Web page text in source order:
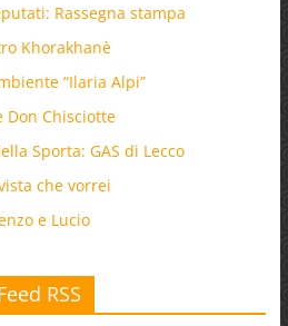
Rassegna stampa
Khorakhanè
“Ilaria Alpi”
Don Chisciotte
Sporta: GAS di Lecco
che vorrei
e Lucio
RSS